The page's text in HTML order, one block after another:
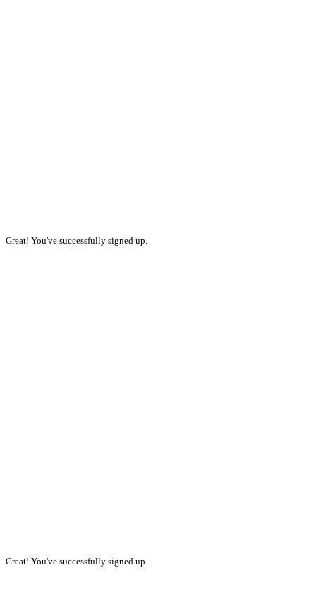
Great! You've successfully signed up.
Great! You've successfully signed up.